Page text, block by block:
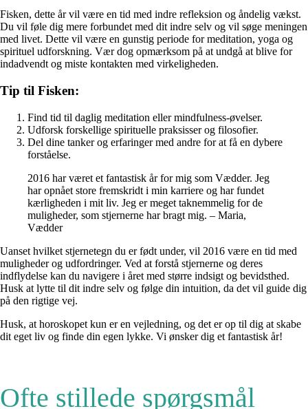
Fisken, dette år vil være en tid med indre refleksion og åndelig vækst.
Du vil føle dig mere forbundet med dit indre selv og vil søge meningen
med livet. Dette vil være en gunstig periode for meditation, yoga og
spirituel udforskning. Vær dog opmærksom på at undgå at blive for
indadvendt og miste kontakten med virkeligheden.
Tip til Fisken:
Find tid til daglig meditation eller mindfulness-øvelser.
Udforsk forskellige spirituelle praksisser og filosofier.
Del dine tanker og erfaringer med andre for at få en dybere
forståelse.
2016 har været et fantastisk år for mig som Vædder. Jeg
har opnået store fremskridt i min karriere og har fundet
kærligheden i mit liv. Jeg er meget taknemmelig for de
muligheder, som stjernerne har bragt mig. – Maria,
Vædder
Uanset hvilket stjernetegn du er født under, vil 2016 være en tid med
muligheder og udfordringer. Ved at forstå stjernerne og deres
indflydelse kan du navigere i året med større indsigt og bevidsthed.
Husk at lytte til dit indre selv og følge din intuition, da det vil guide dig
på den rigtige vej.
Husk, at horoskopet kun er en vejledning, og det er op til dig at skabe
dit eget liv og finde din egen lykke. Vi ønsker dig et fantastisk år!
Ofte stillede spørgsmål